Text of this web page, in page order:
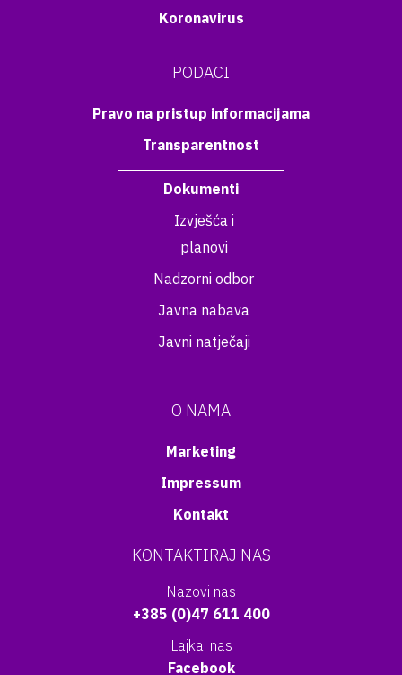
Koronavirus
PODACI
Pravo na pristup informacijama
Transparentnost
Dokumenti
Izvješća i
planovi
Nadzorni odbor
Javna nabava
Javni natječaji
O NAMA
Marketing
Impressum
Kontakt
KONTAKTIRAJ NAS
Nazovi nas
+385 (0)47 611 400
Lajkaj nas
Facebook